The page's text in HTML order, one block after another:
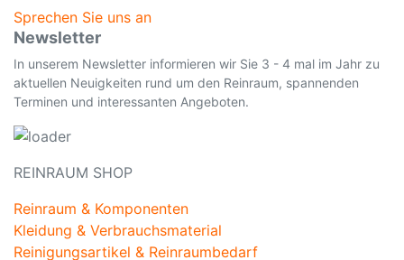
Sprechen Sie uns an
Newsletter
In unserem Newsletter informieren wir Sie 3 - 4 mal im Jahr zu
aktuellen Neuigkeiten rund um den Reinraum, spannenden
Terminen und interessanten Angeboten.
REINRAUM SHOP
Reinraum & Komponenten
Kleidung & Verbrauchsmaterial
Reinigungsartikel & Reinraumbedarf